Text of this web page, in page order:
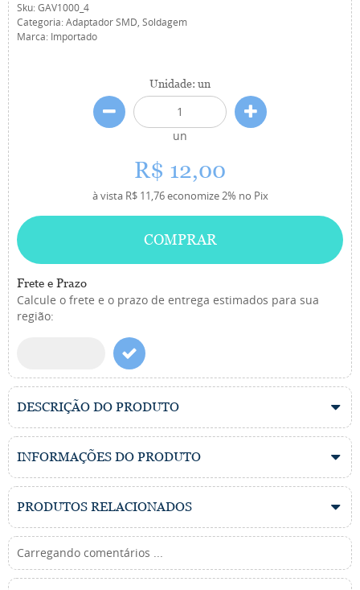
Sku:GAV1000_4
Categoria:Adaptador SMD, Soldagem
Marca: Importado
Unidade: un
un
R$ 12,00
à vista R$ 11,76economize2% no Pix
COMPRAR
Frete e Prazo
Calcule o frete e o prazo de entrega estimados para sua
região:
DESCRIÇÃO DO PRODUTO
INFORMAÇÕES DO PRODUTO
PRODUTOS RELACIONADOS
Carregando comentários ...